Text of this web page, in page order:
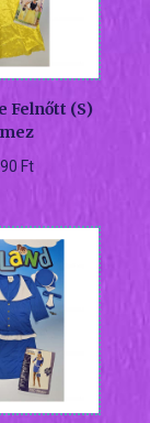
Felnőtt (S)
Ft